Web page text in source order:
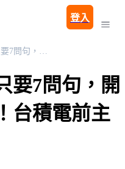
登入
具備「提問力」只要7問句，開會不被主管考倒！台積電前主管分享
要7問句，開
台積電前主